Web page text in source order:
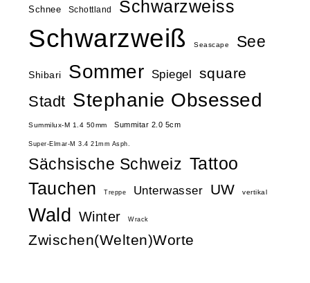
Schnee Schottland Schwarzweiss
Schwarzweiß Seascape See
Shibari Sommer Spiegel square
Stadt Stephanie Obsessed
Summilux-M 1.4 50mm Summitar 2.0 5cm
Super-Elmar-M 3.4 21mm Asph.
Sächsische Schweiz Tattoo
Tauchen
Treppe Unterwasser UW vertikal
Wald Winter Wrack
Zwischen(Welten)Worte